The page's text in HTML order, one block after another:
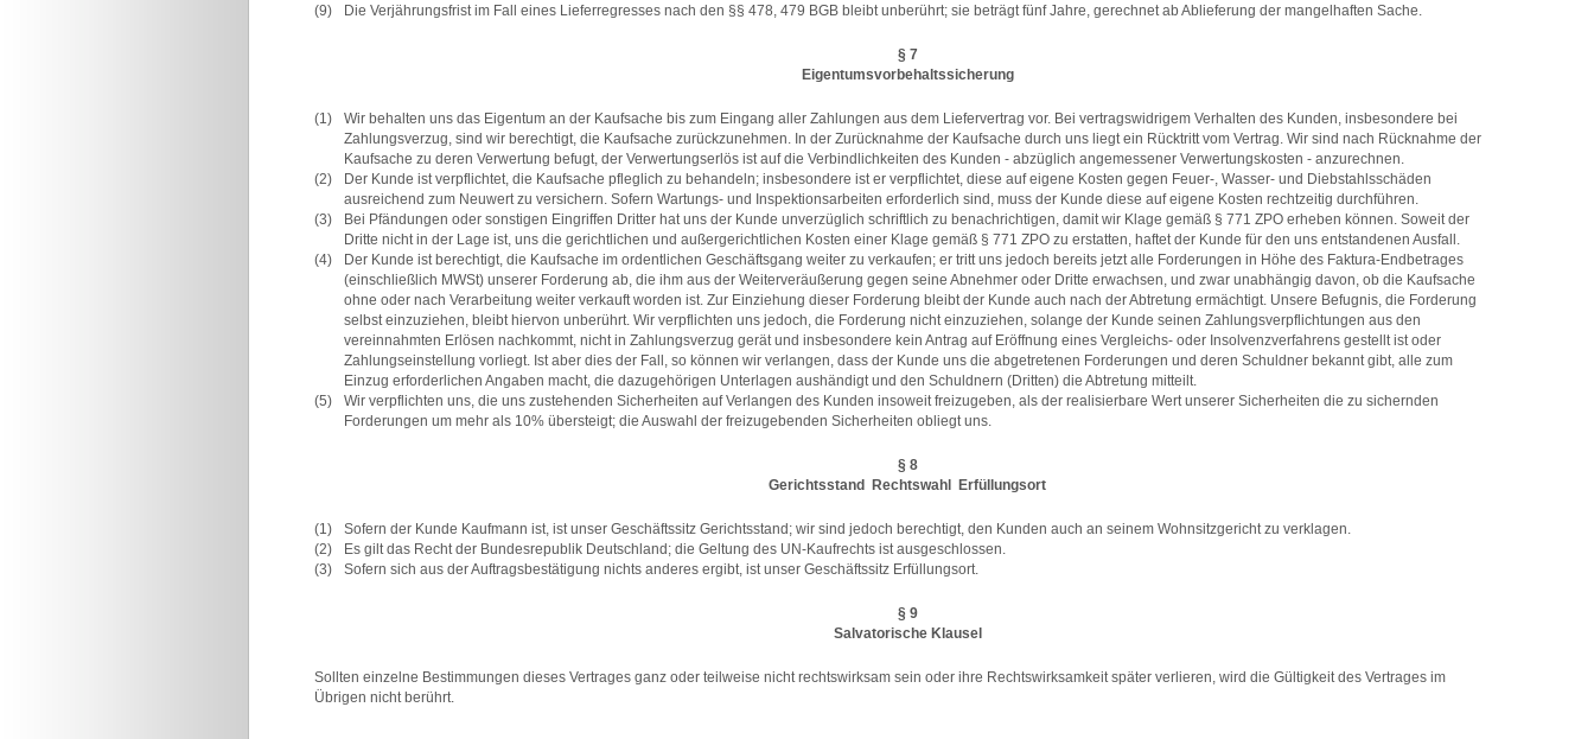
(9)
Die Verjährungsfrist im Fall eines Lieferregresses nach den §§ 478, 479 BGB bleibt unberührt; sie beträgt fünf Jahre, gerechnet ab Ablieferung der mangelhaften Sache.
§ 7
Eigentumsvorbehaltssicherung
(1)
Wir behalten uns das Eigentum an der Kaufsache bis zum Eingang aller Zahlungen aus dem Liefervertrag vor. Bei vertragswidrigem Verhalten des Kunden, insbesondere bei
Zahlungsverzug, sind wir berechtigt, die Kaufsache zurückzunehmen. In der Zurücknahme der Kaufsache durch uns liegt ein Rücktritt vom Vertrag. Wir sind nach Rücknahme der
Kaufsache zu deren Verwertung befugt, der Verwertungserlös ist auf die Verbindlichkeiten des Kunden - abzüglich angemessener Verwertungskosten - anzurechnen.
(2)
Der Kunde ist verpflichtet, die Kaufsache pfleglich zu behandeln; insbesondere ist er verpflichtet, diese auf eigene Kosten gegen Feuer-, Wasser- und Diebstahlsschäden
ausreichend zum Neuwert zu versichern. Sofern Wartungs- und Inspektionsarbeiten erforderlich sind, muss der Kunde diese auf eigene Kosten rechtzeitig durchführen.
(3)
Bei Pfändungen oder sonstigen Eingriffen Dritter hat uns der Kunde unverzüglich schriftlich zu benachrichtigen, damit wir Klage gemäß § 771 ZPO erheben können. Soweit der
Dritte nicht in der Lage ist, uns die gerichtlichen und außergerichtlichen Kosten einer Klage gemäß § 771 ZPO zu erstatten, haftet der Kunde für den uns entstandenen Ausfall.
(4)
Der Kunde ist berechtigt, die Kaufsache im ordentlichen Geschäftsgang weiter zu verkaufen; er tritt uns jedoch bereits jetzt alle Forderungen in Höhe des Faktura-Endbetrages
(einschließlich MWSt) unserer Forderung ab, die ihm aus der Weiterveräußerung gegen seine Abnehmer oder Dritte erwachsen, und zwar unabhängig davon, ob die Kaufsache
ohne oder nach Verarbeitung weiter verkauft worden ist. Zur Einziehung dieser Forderung bleibt der Kunde auch nach der Abtretung ermächtigt. Unsere Befugnis, die Forderung
selbst einzuziehen, bleibt hiervon unberührt. Wir verpflichten uns jedoch, die Forderung nicht einzuziehen, solange der Kunde seinen Zahlungsverpflichtungen aus den
vereinnahmten Erlösen nachkommt, nicht in Zahlungsverzug gerät und insbesondere kein Antrag auf Eröffnung eines Vergleichs- oder Insolvenzverfahrens gestellt ist oder
Zahlungseinstellung vorliegt. Ist aber dies der Fall, so können wir verlangen, dass der Kunde uns die abgetretenen Forderungen und deren Schuldner bekannt gibt, alle zum
Einzug erforderlichen Angaben macht, die dazugehörigen Unterlagen aushändigt und den Schuldnern (Dritten) die Abtretung mitteilt.
(5)
Wir verpflichten uns, die uns zustehenden Sicherheiten auf Verlangen des Kunden insoweit freizugeben, als der realisierbare Wert unserer Sicherheiten die zu sichernden
Forderungen um mehr als 10% übersteigt; die Auswahl der freizugebenden Sicherheiten obliegt uns.
§ 8
Gerichtsstand  Rechtswahl  Erfüllungsort
(1)
Sofern der Kunde Kaufmann ist, ist unser Geschäftssitz Gerichtsstand; wir sind jedoch berechtigt, den Kunden auch an seinem Wohnsitzgericht zu verklagen.
(2)
Es gilt das Recht der Bundesrepublik Deutschland; die Geltung des UN-Kaufrechts ist ausgeschlossen.
(3)
Sofern sich aus der Auftragsbestätigung nichts anderes ergibt, ist unser Geschäftssitz Erfüllungsort.
§ 9
Salvatorische Klausel
Sollten einzelne Bestimmungen dieses Vertrages ganz oder teilweise nicht rechtswirksam sein oder ihre Rechtswirksamkeit später verlieren, wird die Gültigkeit des Vertrages im
Übrigen nicht berührt.